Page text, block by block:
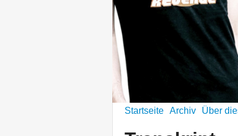
Startseite Archiv Über